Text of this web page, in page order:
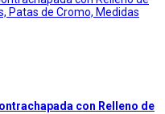
con Relleno de